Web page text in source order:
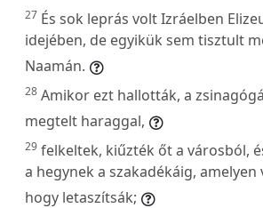
27 És sok leprás volt Izráelben
idejében, de egyikük sem tisztult
Naamán.
28 Amikor ezt hallották, a
megtelt haraggal,
29 felkeltek, kiűzték őt a városból,
a hegynek a szakadékáig,
hogy letaszítsák;